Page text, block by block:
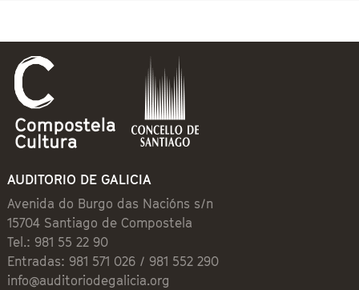
AUDITORIO DE GALICIA
Avenida do Burgo das Nacións s/n
15704 Santiago de Compostela
Tel.: 981 55 22 90
Entradas: 981 571 026 / 981 552 290
info@auditoriodegalicia.org